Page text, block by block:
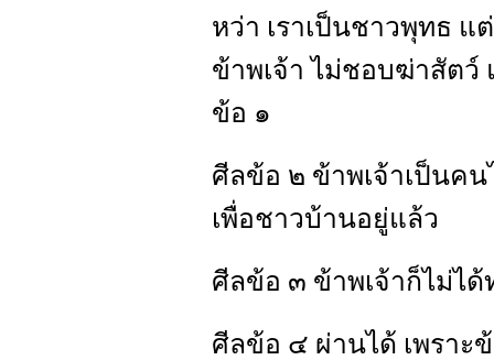
หว่า เราเป็นชาวพุทธ แ
ข้าพเจ้า ไม่ชอบฆ่าสัตว์
ข้อ ๑
ศีลข้อ ๒ ข้าพเจ้าเป็นคน
เพื่อชาวบ้านอยู่แล้ว
ศีลข้อ ๓ ข้าพเจ้าก็ไม่ไ
ศีลข้อ ๔ ผ่านได้ เพราะ